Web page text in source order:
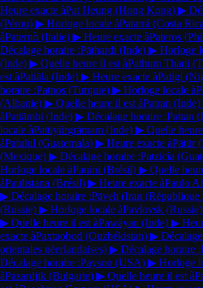
Heure exacte àPat Heung (Hong Kong) ▶
(Pérou) ▶ Horloge locale àPatarrá (Costa
àPaternò (Italie) ▶ Heure exacte àPateros
Décalage horaire :Pāthardi (Inde) ▶ Horloge
(Inde) ▶ Quelle heure il est àPathum Thani
est àPatiāla (Inde) ▶ Heure exacte àPatigi
horaire :Patnos (Turquie) ▶ Horloge locale à
(Albanie) ▶ Quelle heure il est àPatran (Inde)
àPattāmbi (Inde) ▶ Décalage horaire :Pattan
locale àPattiyūrgrāmam (Inde) ▶ Quelle
àPatulul (Guatemala) ▶ Heure exacte àPātūr
(Mexique) ▶ Décalage horaire :Patzicía
Horloge locale àPauini (Brésil) ▶ Quelle
àPaulistana (Brésil) ▶ Heure exacte àPaulo
▶ Décalage horaire :Pāveh (Iran (République
(Russie) ▶ Horloge locale àPavlovsk (Russie)
▶ Quelle heure il est àPawāyan (Inde) ▶
exacte àPaxtaobod (Ouzbékistan) ▶
orientales néerlandaises) ▶ Décalage horaire :
Décalage horaire :Payson (USA) ▶ Horloge
àPazardjik (Bulgarie) ▶ Quelle heure il est à